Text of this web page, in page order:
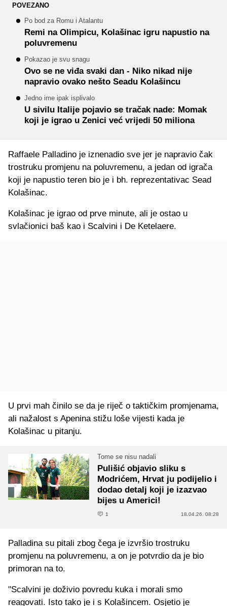
POVEZANO
Po bod za Romu i Atalantu
Remi na Olimpicu, Kolašinac igru napustio na
poluvremenu
Pokazao je svu snagu
Ovo se ne viđa svaki dan - Niko nikad nije
napravio ovako nešto Seadu Kolašincu
Jedno ime ipak isplivalo
U sivilu Italije pojavio se tračak nade: Momak
koji je igrao u Zenici već vrijedi 50 miliona
Raffaele Palladino je iznenadio sve jer je napravio čak
trostruku promjenu na poluvremenu, a jedan od igrača
koji je napustio teren bio je i bh. reprezentativac Sead
Kolašinac.
Kolašinac je igrao od prve minute, ali je ostao u
svlačionici baš kao i Scalvini i De Ketelaere.
U prvi mah činilo se da je riječ o taktičkim promjenama,
ali nažalost s Apenina stižu loše vijesti kada je
Kolašinac u pitanju.
Tome se nisu nadali
Pulišić objavio sliku s
Modrićem, Hrvat ju podijelio i
dodao detalj koji je izazvao
bijes u Americi!
1 18.04.26. 08:28
Palladina su pitali zbog čega je izvršio trostruku
promjenu na poluvremenu, a on je potvrdio da je bio
primoran na to.
"Scalvini je doživio povredu kuka i morali smo
reagovati. Isto tako je i s Kolašincem. Osjetio je